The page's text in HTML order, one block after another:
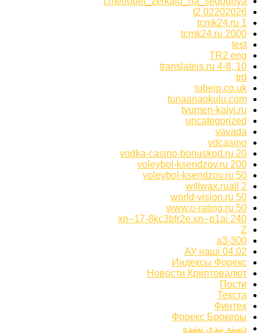
t2 02202026
tcmk24.ru 1
tcmk24.ru 2000
test
TR2 eng
translateis.ru 4-8, 10
trd
tubejp.co.uk
tunaanaokulu.com
tyumen-kaiyi.ru
uncategorized
vavada
vdcasino
vodka-casino-bonuskod.ru 20
voleybol-ksendzov.ru 200
voleybol-ksendzov.ru 50
willwax.ruall 2
world-vision.ru 50
www.o-rating.ru 50
xn--17-8kc3bfr2e.xn--p1ai 240
Z
а3-300
АУ наші 04.02
Индексы Форекс
Новости Криптовалют
Пости
Текста
Финтех
Форекс Брокеры
دسته بندی نشده